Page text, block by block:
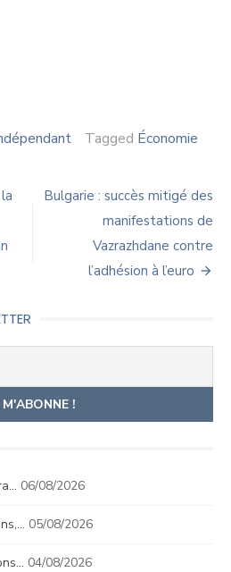
Tagged Économie
Bulgarie : succès mitigé des
manifestations de
Vazrazhdane contre
l’adhésion à l’euro
06/08/2026
05/08/2026
04/08/2026